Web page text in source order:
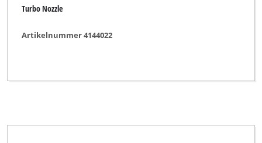
Turbo Nozzle
Artikelnummer 4144022